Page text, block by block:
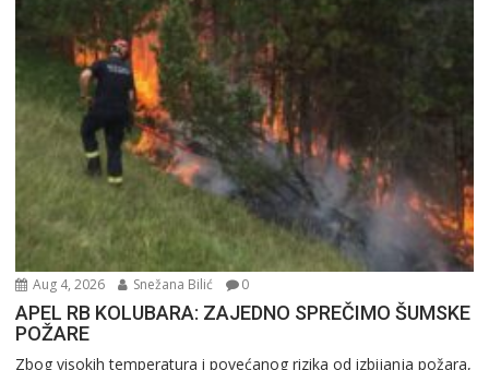
Aug 4, 2026 Snežana Bilić 0
APEL RB KOLUBARA: ZAJEDNO SPREČIMO ŠUMSKE
POŽARE
Zbog visokih temperatura i povećanog rizika od izbijanja požara,